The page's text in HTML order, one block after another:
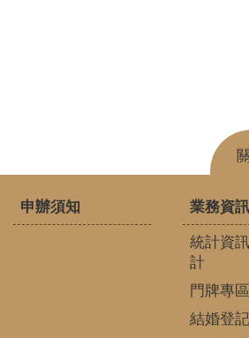
申辦須知 業務資訊
統計資
計
門牌專區
結婚登